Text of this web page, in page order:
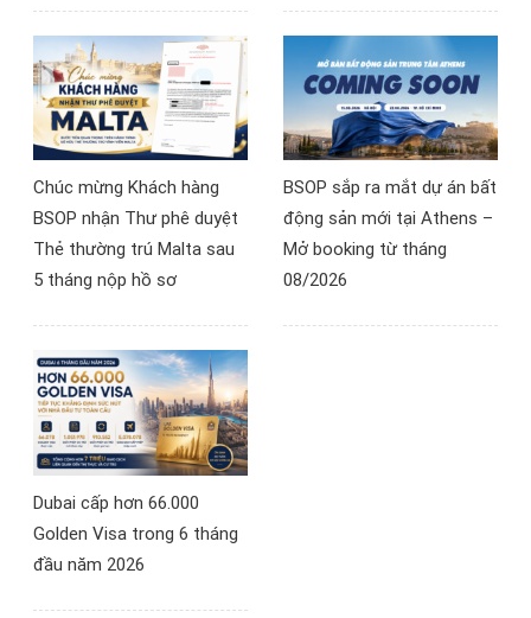
Chúc mừng Khách hàng
BSOP nhận Thư phê duyệt
Thẻ thường trú Malta sau
5 tháng nộp hồ sơ
BSOP sắp ra mắt dự án bất
động sản mới tại Athens –
Mở booking từ tháng
08/2026
Dubai cấp hơn 66.000
Golden Visa trong 6 tháng
đầu năm 2026